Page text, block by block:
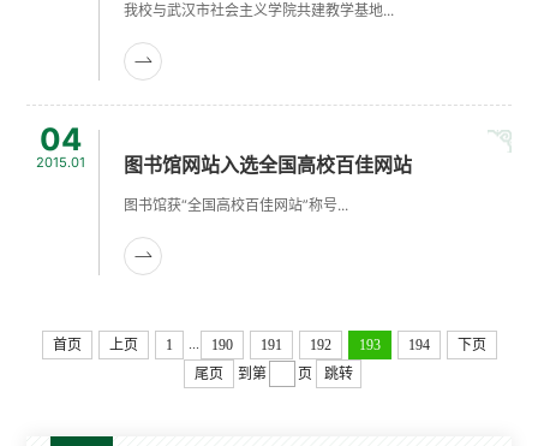
我校与武汉市社会主义学院共建教学基地...
04
2015.01 图书馆网站入选全国高校百佳网站
图书馆获“全国高校百佳网站”称号...
首页 上页 1 ... 190 191 192 193 194
下页
尾页
到第 页 跳转